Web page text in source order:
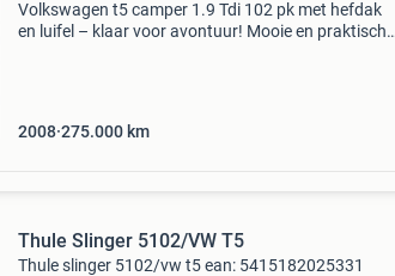
Volkswagen t5 camper 1.9 Tdi 102 pk met hefdak
en luifel – klaar voor avontuur! Mooie en praktische
2008 275.000 km
Thule Slinger 5102/VW T5
Thule slinger 5102/vw t5 ean: 5415182025331